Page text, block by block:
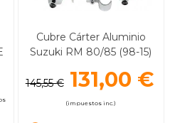
Cubre Cárter Aluminio
Suzuki RM 80/85 (98-15)
145,55 € 131,00 €
(impuestos inc.)